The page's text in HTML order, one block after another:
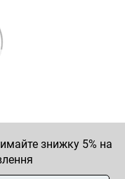
знижку 5% на